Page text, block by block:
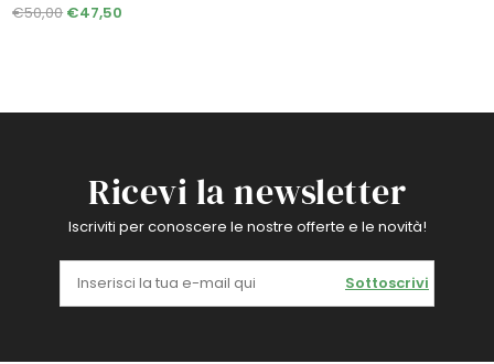
€50,00 €47,50
Ricevi la newsletter
Iscriviti per conoscere le nostre offerte e le novità!
Sottoscrivi